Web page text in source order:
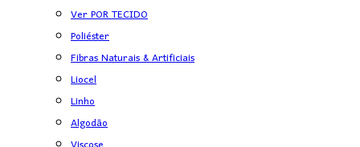
Ver POR TECIDO
Poliéster
Fibras Naturais & Artificiais
Liocel
Linho
Algodão